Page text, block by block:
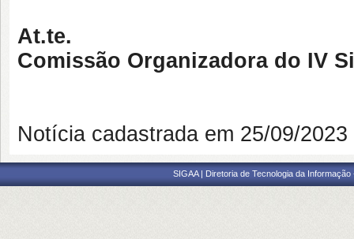
At.te.
Comissão Organizadora do IV
Notícia cadastrada em 25/09/
SIGAA | Diretoria de Tecnologia da